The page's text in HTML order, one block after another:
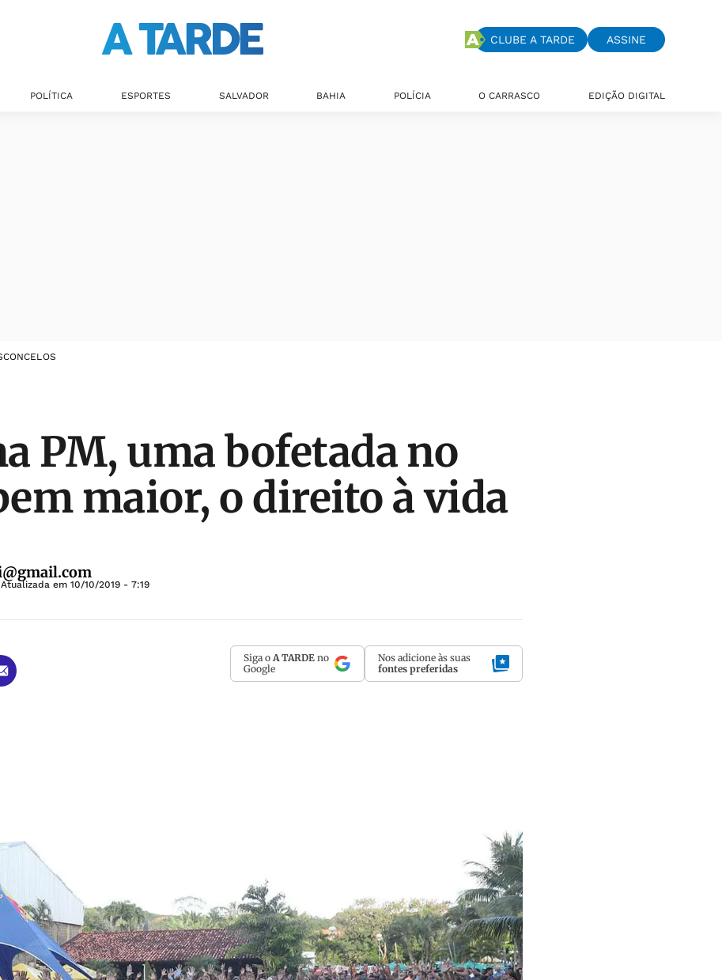
CLUBE A TARDE ASSINE
POLÍTICA ESPORTES SALVADOR BAHIA POLÍCIA O CARRASCO EDIÇÃO DIGITAL
PM, uma bofetada no
maior, o direito à vida
Atualizada em 10/10/2019 - 7:19
Siga o A TARDE no
Google
Nos adicione às suas
fontes preferidas